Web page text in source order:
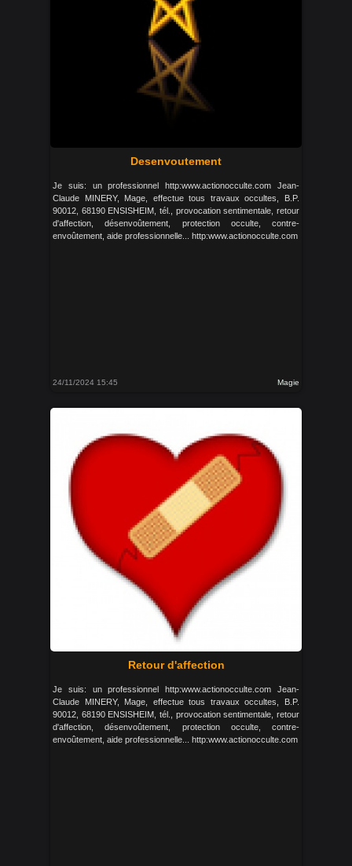
Desenvoutement
Je suis: un professionnel http:www.actionocculte.com Jean-
Claude MINERY, Mage, effectue tous travaux occultes, B.P.
90012, 68190 ENSISHEIM, tél., provocation sentimentale, retour
d'affection, désenvoûtement, protection occulte, contre-
envoûtement, aide professionnelle... http:www.actionocculte.com
24/11/2024 15:45 Magie
Retour d'affection
Je suis: un professionnel http:www.actionocculte.com Jean-
Claude MINERY, Mage, effectue tous travaux occultes, B.P.
90012, 68190 ENSISHEIM, tél., provocation sentimentale, retour
d'affection, désenvoûtement, protection occulte, contre-
envoûtement, aide professionnelle... http:www.actionocculte.com